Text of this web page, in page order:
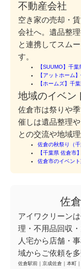
不動産会社
空き家の売却・
会社へ。遺品整
と連携してスム
す。
【SUUMO】千
【アットホーム
【ホームズ】千
地域のイベン
佐倉市は祭りや
催しは遺品整理
との交流や地域
佐倉の秋祭り（
【千葉県 佐倉市
佐倉市のイベン
佐
アイワクリーン
理・不用品回収
人宅から店舗・
域からご依頼を
佐倉駅前 ｜ 京成佐倉 ｜ 本町 ｜